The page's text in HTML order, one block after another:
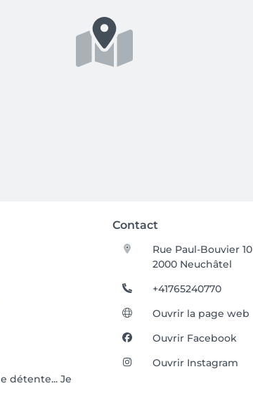
Contact
détente... Je
Rue Paul-Bouvier 10
2000 Neuchâtel
+41765240770
Ouvrir la page web
Ouvrir Facebook
Ouvrir Instagram